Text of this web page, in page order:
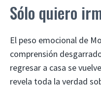
Sólo quiero
El peso emocional de
comprensión
regresar a casa se
revela toda la verdad